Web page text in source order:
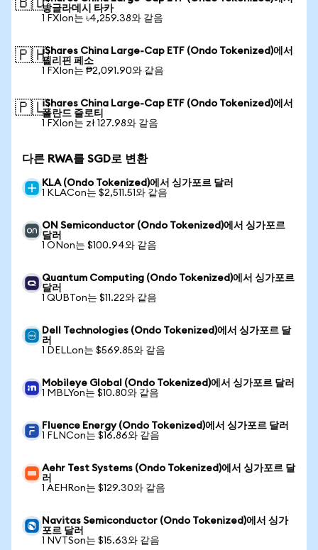
🇧🇩방글라데시 타카
1 FXIon는 ৳4,259.38와 같음
🇵🇭iShares China Large-Cap ETF (Ondo Tokenized)에서
필리핀 페소
1 FXIon는 ₱2,091.90와 같음
🇵🇱iShares China Large-Cap ETF (Ondo Tokenized)에서
폴란드 즐로티
1 FXIon는 zł 127.98와 같음
다른 RWA를 SGD로 변환
KLA (Ondo Tokenized)에서 싱가포르 달러
1 KLACon는 $2,511.51와 같음
ON Semiconductor (Ondo Tokenized)에서 싱가포르
달러
1 ONon는 $100.94와 같음
Quantum Computing (Ondo Tokenized)에서 싱가포르
달러
1 QUBTon는 $11.22와 같음
Dell Technologies (Ondo Tokenized)에서 싱가포르 달
러
1 DELLon는 $569.85와 같음
Mobileye Global (Ondo Tokenized)에서 싱가포르 달러
1 MBLYon는 $10.80와 같음
Fluence Energy (Ondo Tokenized)에서 싱가포르 달러
1 FLNCon는 $16.86와 같음
Aehr Test Systems (Ondo Tokenized)에서 싱가포르 달
러
1 AEHRon는 $129.30와 같음
Navitas Semiconductor (Ondo Tokenized)에서 싱가
포르 달러
1 NVTSon는 $15.63와 같음